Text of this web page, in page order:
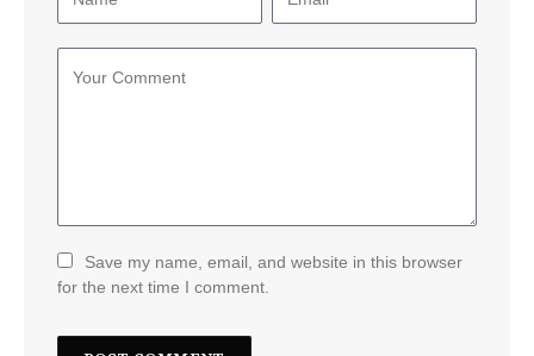
Save my name, email, and website in this browser
for the next time I comment.